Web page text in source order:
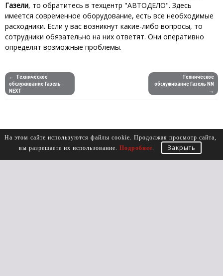
Газели, то обратитесь в техцентр "АВТОДЕЛО". Здесь
имеется современное оборудование, есть все необходимые
расходники. Если у вас возникнут какие-либо вопросы, то
сотрудники обязательно на них ответят. Они оперативно
определят возможные проблемы.
← Техническое
обслуживание Газель
NEXT
Техническое
обслуживание Газель NN
→
На этом сайте используются файлы cookie. Продолжая просмотр сайта,
вы разрешаете их использование. Подробнее. Закрыть